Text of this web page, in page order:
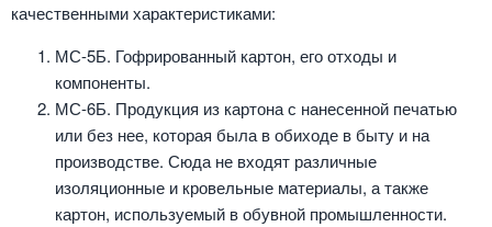
качественными характеристиками:
МС-5Б. Гофрированный картон, его отходы и
компоненты.
МС-6Б. Продукция из картона с нанесенной печатью
или без нее, которая была в обиходе в быту и на
производстве. Сюда не входят различные
изоляционные и кровельные материалы, а также
картон, используемый в обувной промышленности.